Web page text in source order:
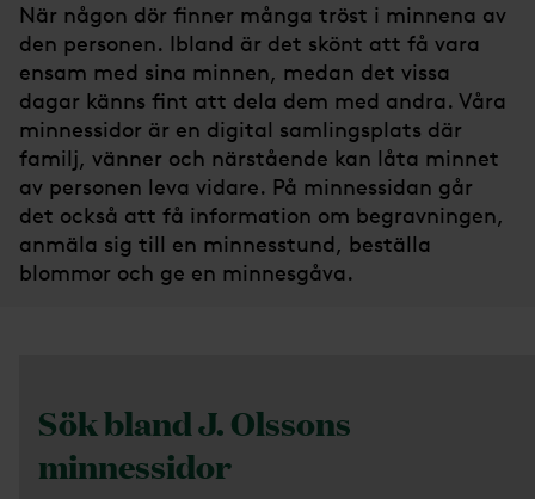
När någon dör finner många tröst i minnena av
den personen. Ibland är det skönt att få vara
ensam med sina minnen, medan det vissa
dagar känns fint att dela dem med andra. Våra
minnessidor är en digital samlingsplats där
familj, vänner och närstående kan låta minnet
av personen leva vidare. På minnessidan går
det också att få information om begravningen,
anmäla sig till en minnesstund, beställa
blommor och ge en minnesgåva.
Sök bland J. Olssons
minnessidor